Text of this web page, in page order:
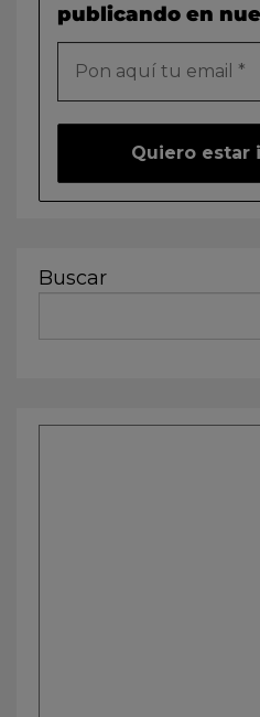
publicando en
Buscar